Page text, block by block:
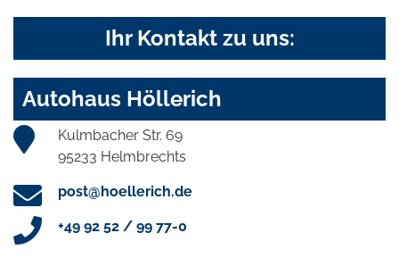
Ihr Kontakt zu uns:
Autohaus Höllerich
Kulmbacher Str. 69
95233 Helmbrechts
post@hoellerich.de
+49 92 52 / 99 77-0